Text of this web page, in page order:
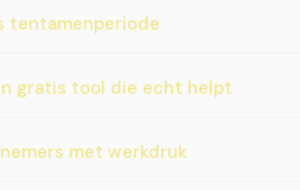
tentamenperiode
gratis tool die echt helpt
met werkdruk